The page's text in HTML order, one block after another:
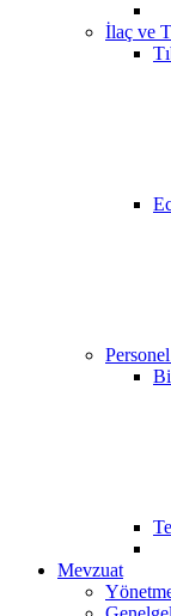
İlaç ve
Mevzuat